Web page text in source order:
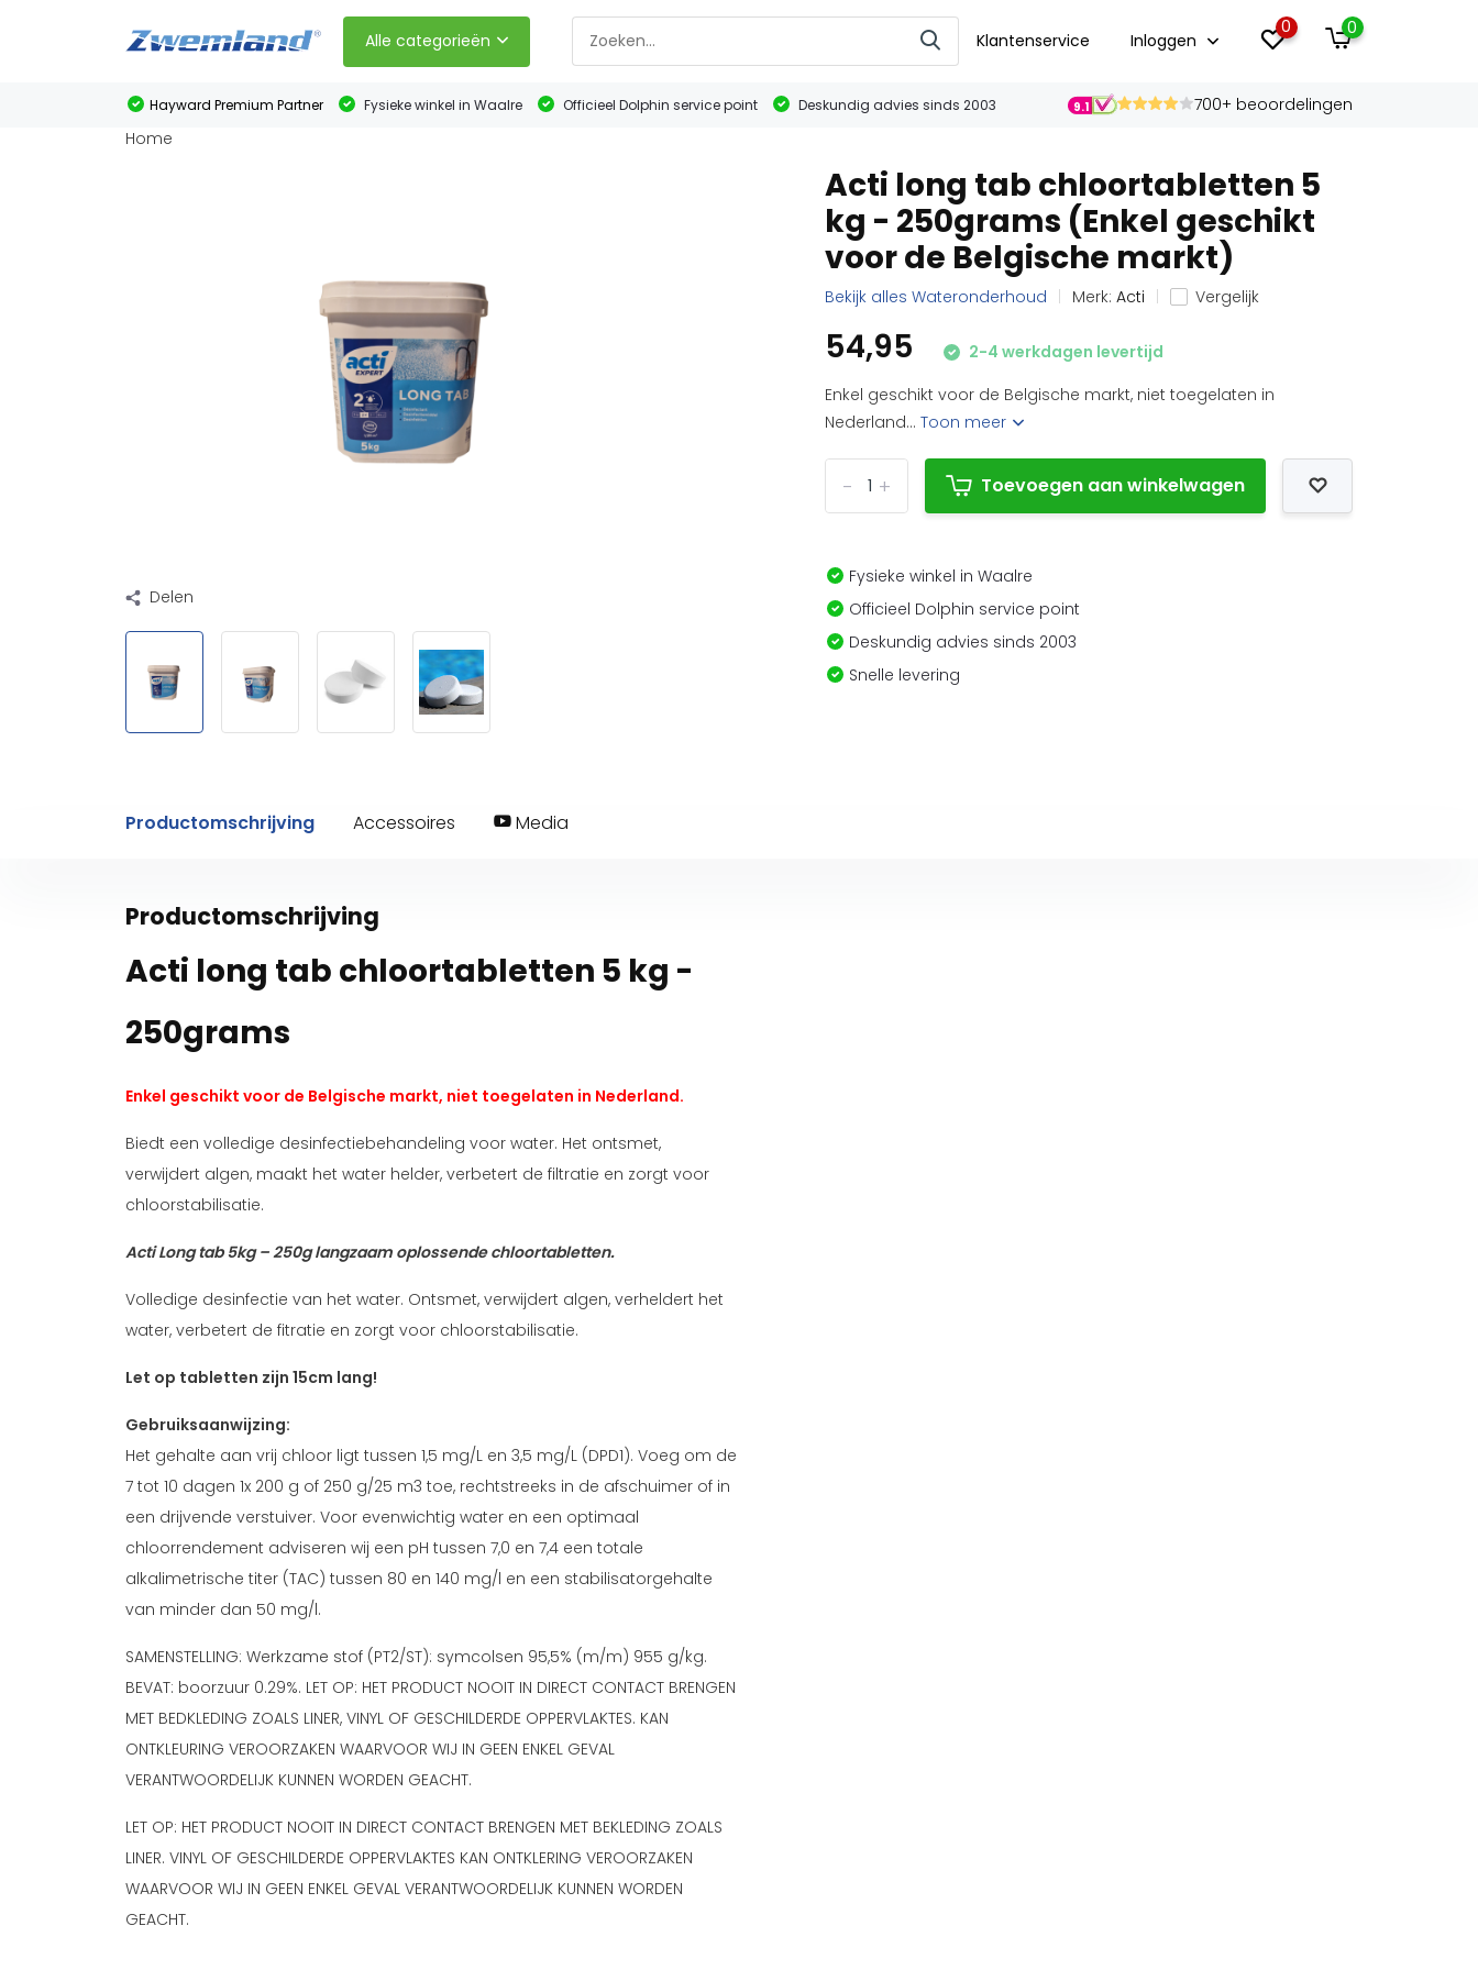
Alle categorieën Klantenservice Inloggen
0 0
Hayward Premium Partner Fysieke winkel in Waalre Officieel Dolphin service point Deskundig advies sinds 2003 9.1
700+ beoordelingen
Home
Delen
Acti long tab chloortabletten 5
kg - 250grams (Enkel geschikt
voor de Belgische markt)
Bekijk alles Wateronderhoud Merk:Acti Vergelijk
54,95
2-4 werkdagen levertijd
Enkel geschikt voor de Belgische markt, niet toegelaten in
Nederland...Toon meer
+
- Toevoegen aan winkelwagen
Fysieke winkel in Waalre
Officieel Dolphin service point
Deskundig advies sinds 2003
Snelle levering
Productomschrijving Accessoires Media
Productomschrijving
Acti long tab chloortabletten 5 kg -
250grams
Enkel geschikt voor de Belgische markt, niet toegelaten in Nederland.
Biedt een volledige desinfectiebehandeling voor water. Het ontsmet,
verwijdert algen, maakt het water helder, verbetert de filtratie en zorgt voor
chloorstabilisatie.
Acti Long tab 5kg – 250g langzaam oplossende chloortabletten.
Volledige desinfectie van het water. Ontsmet, verwijdert algen, verheldert het
water, verbetert de fitratie en zorgt voor chloorstabilisatie.
Let op tabletten zijn 15cm lang!
Gebruiksaanwijzing:
Het gehalte aan vrij chloor ligt tussen 1,5 mg/L en 3,5 mg/L (DPD1). Voeg om de
7 tot 10 dagen 1x 200 g of 250 g/25 m3 toe, rechtstreeks in de afschuimer of in
een drijvende verstuiver. Voor evenwichtig water en een optimaal
chloorrendement adviseren wij een pH tussen 7,0 en 7,4 een totale
alkalimetrische titer (TAC) tussen 80 en 140 mg/l en een stabilisatorgehalte
van minder dan 50 mg/l.
SAMENSTELLING: Werkzame stof (PT2/ST): symcolsen 95,5% (m/m) 955 g/kg.
BEVAT: boorzuur 0.29%. LET OP: HET PRODUCT NOOIT IN DIRECT CONTACT BRENGEN
MET BEDKLEDING ZOALS LINER, VINYL OF GESCHILDERDE OPPERVLAKTES. KAN
ONTKLEURING VEROORZAKEN WAARVOOR WIJ IN GEEN ENKEL GEVAL
VERANTWOORDELIJK KUNNEN WORDEN GEACHT.
LET OP: HET PRODUCT NOOIT IN DIRECT CONTACT BRENGEN MET BEKLEDING ZOALS
LINER. VINYL OF GESCHILDERDE OPPERVLAKTES KAN ONTKLERING VEROORZAKEN
WAARVOOR WIJ IN GEEN ENKEL GEVAL VERANTWOORDELIJK KUNNEN WORDEN
GEACHT.